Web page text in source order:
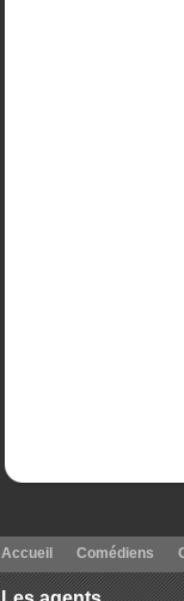
Accueil Comédiens